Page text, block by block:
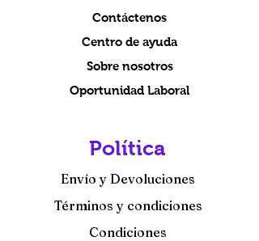
Contáctenos
Centro de ayuda
Sobre nosotros
Oportunidad Laboral
Política
Envío y Devoluciones
Términos y condiciones
Condiciones